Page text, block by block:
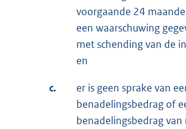
voorgaande 24
een waarschuwing
met schending van de
en
c.
er is geen sprake van
benadelingsbedrag of
benadelingsbedrag